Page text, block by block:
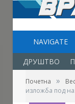
NAVIGATE
ДРУШТВО
Почетна »
изложба под